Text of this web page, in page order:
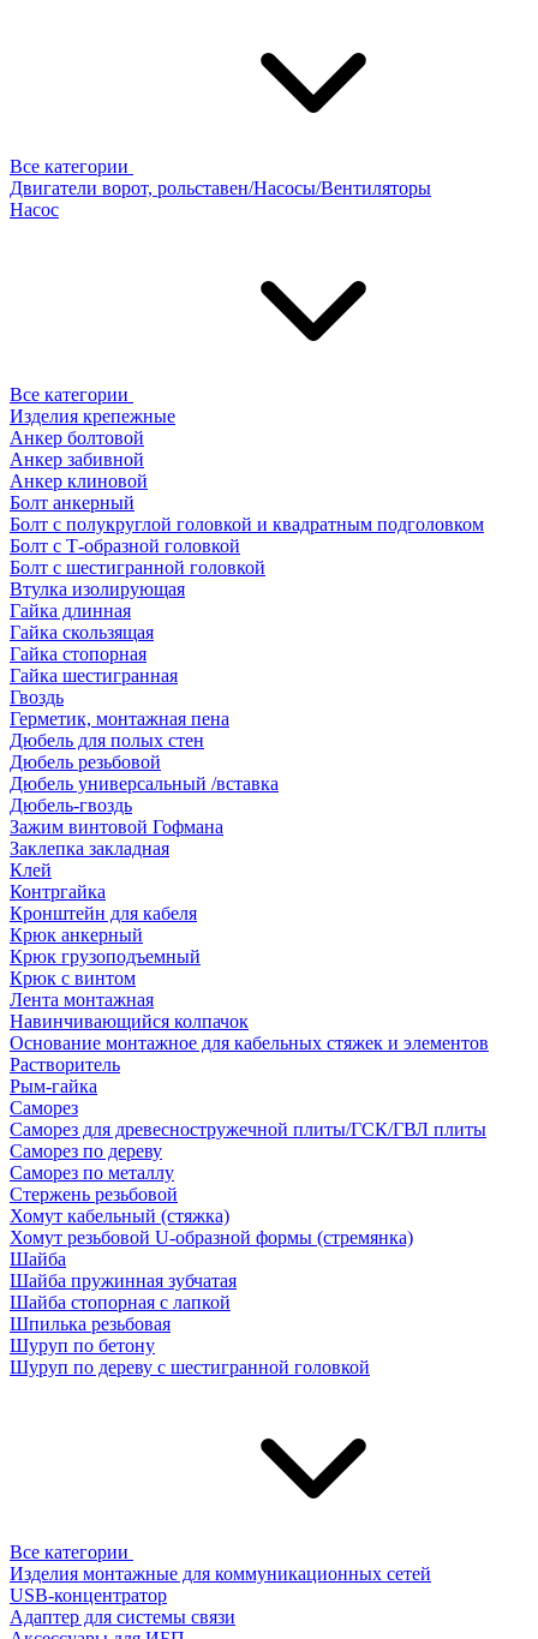
Все категории
Двигатели ворот, рольставен/Насосы/Вентиляторы
Насос
Все категории
Изделия крепежные
Анкер болтовой
Анкер забивной
Анкер клиновой
Болт анкерный
Болт с полукруглой головкой и квадратным подголовком
Болт с Т-образной головкой
Болт с шестигранной головкой
Втулка изолирующая
Гайка длинная
Гайка скользящая
Гайка стопорная
Гайка шестигранная
Гвоздь
Герметик, монтажная пена
Дюбель для полых стен
Дюбель резьбовой
Дюбель универсальный /вставка
Дюбель-гвоздь
Зажим винтовой Гофмана
Заклепка закладная
Клей
Контргайка
Кронштейн для кабеля
Крюк анкерный
Крюк грузоподъемный
Крюк с винтом
Лента монтажная
Навинчивающийся колпачок
Основание монтажное для кабельных стяжек и элементов
Растворитель
Рым-гайка
Саморез
Саморез для древесностружечной плиты/ГСК/ГВЛ плиты
Саморез по дереву
Саморез по металлу
Стержень резьбовой
Хомут кабельный (стяжка)
Хомут резьбовой U-образной формы (стремянка)
Шайба
Шайба пружинная зубчатая
Шайба стопорная с лапкой
Шпилька резьбовая
Шуруп по бетону
Шуруп по дереву с шестигранной головкой
Все категории
Изделия монтажные для коммуникационных сетей
USB-концентратор
Адаптер для системы связи